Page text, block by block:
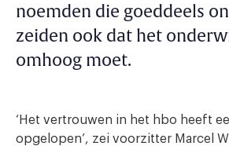
noemden die goeddeels
zeiden ook dat het
omhoog moet.
‘Het vertrouwen in het hbo heeft
opgelopen’, zei voorzitter Marcel